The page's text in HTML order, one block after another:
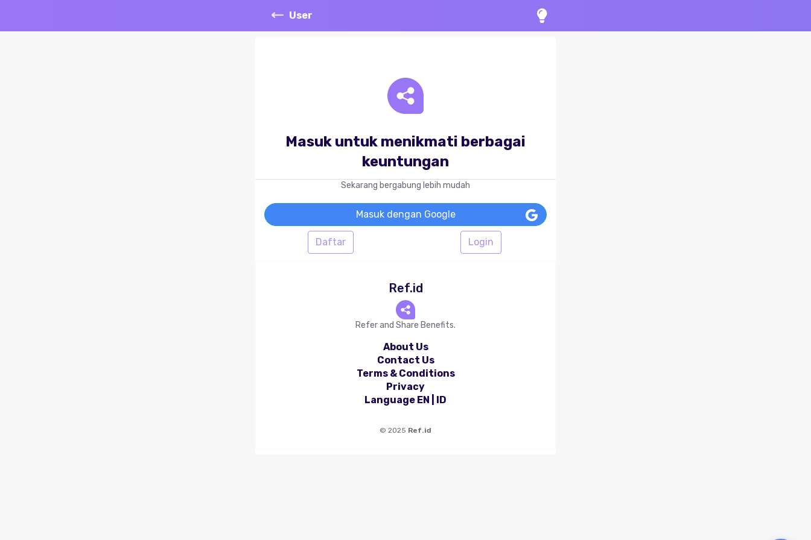
User
Masuk untuk menikmati berbagai
keuntungan
Sekarang bergabung lebih mudah
Masuk dengan Google
Daftar Login
Ref.id
Refer and Share Benefits.
About Us
Contact Us
Terms & Conditions
Privacy
Language EN ID
© 2025 Ref.id